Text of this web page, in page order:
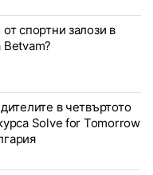
спортни залози в
Betvam?
в четвъртото
Solve for Tomorrow